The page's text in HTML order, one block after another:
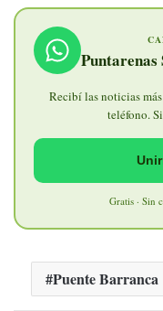
Puntarenas
Recibí las noticias
teléfono.
Gratis · Sin
Puente Barranca